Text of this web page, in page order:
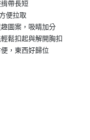
帶長短
便拉取
圖案，吸睛加分
鬆扣起與解開胸扣
，東西好歸位